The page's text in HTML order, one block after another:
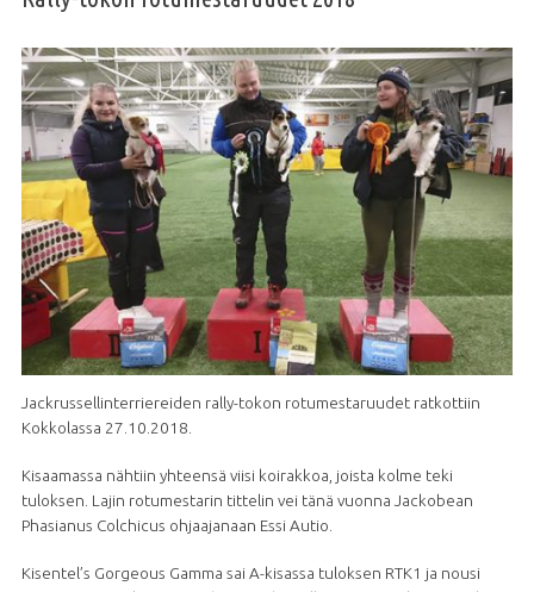
Jackrussellinterriereiden rally-tokon rotumestaruudet ratkottiin
Kokkolassa 27.10.2018.
Kisaamassa nähtiin yhteensä viisi koirakkoa, joista kolme teki
tuloksen. Lajin rotumestarin tittelin vei tänä vuonna Jackobean
Phasianus Colchicus ohjaajanaan Essi Autio.
Kisentel’s Gorgeous Gamma sai A-kisassa tuloksen RTK1 ja nousi